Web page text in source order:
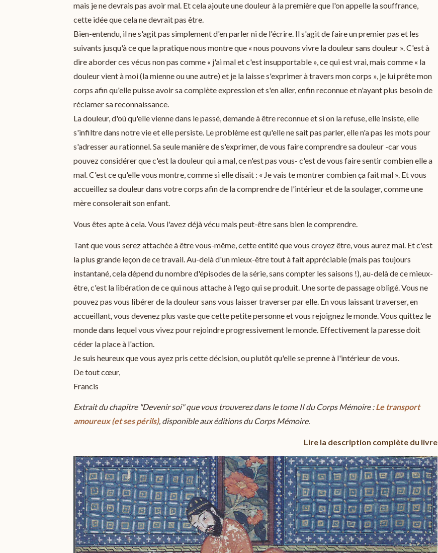
mais je ne devrais pas avoir mal. Et cela ajoute une douleur à la première que l'on appelle la souffrance,
cette idée que cela ne devrait pas être.
Bien-entendu, il ne s'agit pas simplement d'en parler ni de l'écrire. Il s'agit de faire un premier pas et les
suivants jusqu'à ce que la pratique nous montre que « nous pouvons vivre la douleur sans douleur ». C'est à
dire aborder ces vécus non pas comme « j'ai mal et c'est insupportable », ce qui est vrai, mais comme « la
douleur vient à moi (la mienne ou une autre) et je la laisse s'exprimer à travers mon corps », je lui prête mon
corps afin qu'elle puisse avoir sa complète expression et s'en aller, enfin reconnue et n'ayant plus besoin de
réclamer sa reconnaissance.
La douleur, d'où qu'elle vienne dans le passé, demande à être reconnue et si on la refuse, elle insiste, elle
s'infiltre dans notre vie et elle persiste. Le problème est qu'elle ne sait pas parler, elle n'a pas les mots pour
s'adresser au rationnel. Sa seule manière de s'exprimer, de vous faire comprendre sa douleur -car vous
pouvez considérer que c'est la douleur qui a mal, ce n'est pas vous- c'est de vous faire sentir combien elle a
mal. C'est ce qu'elle vous montre, comme si elle disait : « Je vais te montrer combien ça fait mal ». Et vous
accueillez sa douleur dans votre corps afin de la comprendre de l'intérieur et de la soulager, comme une
mère consolerait son enfant.
Vous êtes apte à cela. Vous l'avez déjà vécu mais peut-être sans bien le comprendre.
Tant que vous serez attachée à être vous-même, cette entité que vous croyez être, vous aurez mal. Et c'est
la plus grande leçon de ce travail. Au-delà d'un mieux-être tout à fait appréciable (mais pas toujours
instantané, cela dépend du nombre d'épisodes de la série, sans compter les saisons !), au-delà de ce mieux-
être, c'est la libération de ce qui nous attache à l'ego qui se produit. Une sorte de passage obligé. Vous ne
pouvez pas vous libérer de la douleur sans vous laisser traverser par elle. En vous laissant traverser, en
accueillant, vous devenez plus vaste que cette petite personne et vous rejoignez le monde. Vous quittez le
monde dans lequel vous vivez pour rejoindre progressivement le monde. Effectivement la paresse doit
céder la place à l'action.
Je suis heureux que vous ayez pris cette décision, ou plutôt qu'elle se prenne à l'intérieur de vous.
De tout cœur,
Francis
Extrait du chapitre "Devenir soi" que vous trouverez dans le tome II du Corps Mémoire :Le transport
amoureux (et ses périls), disponible aux éditions du Corps Mémoire.
Lire la description complète du livre